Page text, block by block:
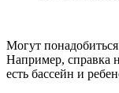
Могут
Например, справка
есть бассейн и